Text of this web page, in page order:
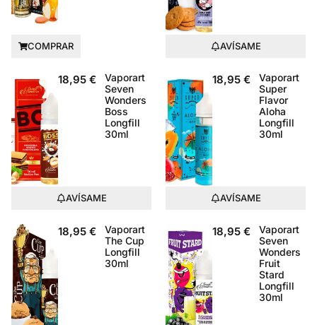
COMPRAR AVÍSAME
18,95 €
Vaporart
Seven
Wonders
Boss
Longfill
30ml
AVÍSAME
18,95 €
Vaporart
Super
Flavor
Aloha
Longfill
30ml
AVÍSAME
18,95 €
Vaporart
The Cup
Longfill
30ml
18,95 €
Vaporart
Seven
Wonders
Fruit
Stard
Longfill
30ml